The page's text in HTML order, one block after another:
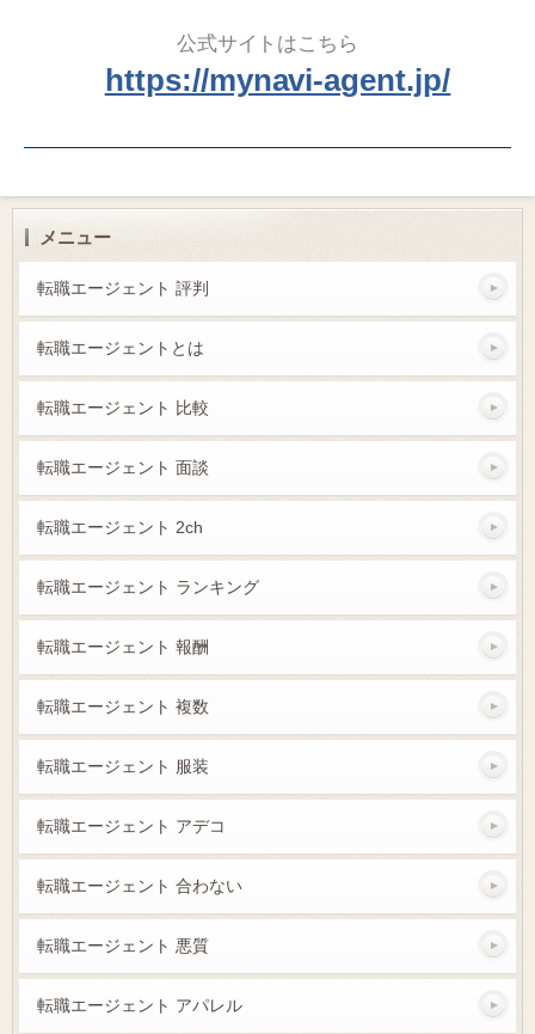
公式サイトはこちら
https://mynavi-agent.jp/
メニュー
転職エージェント 評判
転職エージェントとは
転職エージェント 比較
転職エージェント 面談
転職エージェント 2ch
転職エージェント ランキング
転職エージェント 報酬
転職エージェント 複数
転職エージェント 服装
転職エージェント アデコ
転職エージェント 合わない
転職エージェント 悪質
転職エージェント アパレル